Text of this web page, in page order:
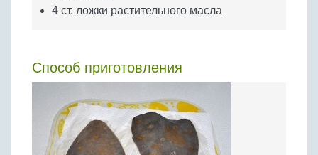
4 ст. ложки растительного масла
Способ приготовления